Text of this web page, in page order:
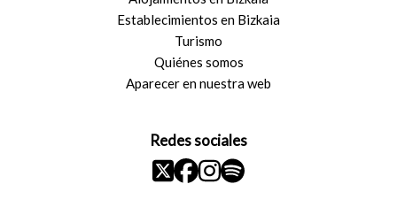
Establecimientos en Bizkaia
Turismo
Quiénes somos
Aparecer en nuestra web
Redes sociales